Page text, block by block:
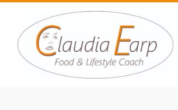
Skip
content